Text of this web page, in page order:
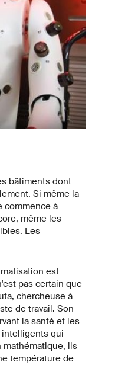
bâtiments dont
Si même la
commence à
même les
Les
est
pas certain que
chercheuse à
de travail. Son
la santé et les
intelligents qui
mathématique, ils
température de